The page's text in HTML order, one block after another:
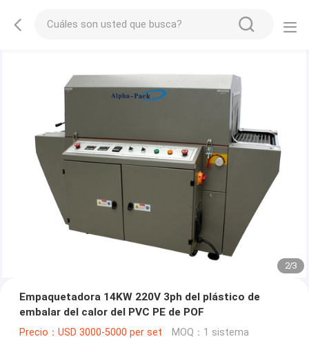
2/3
Empaquetadora 14KW 220V 3ph del plástico de
embalar del calor del PVC PE de POF
Precio：USD 3000-5000 per set MOQ：1 sistema